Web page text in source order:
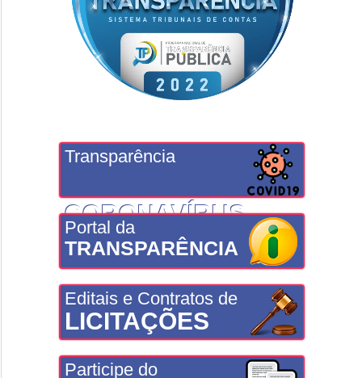
Transparência
CORONAVÍRUS
Portal da
TRANSPARÊNCIA
Editais e Contratos de
LICITAÇÕES
Participe do